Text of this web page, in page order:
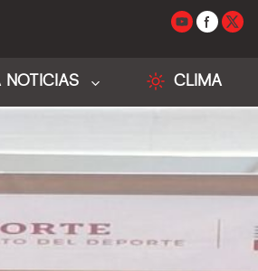
NOTICIAS CLIMA